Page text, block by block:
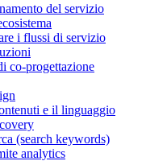
del servizio
i flussi di servizio
co-progettazione
e il linguaggio
(search keywords)
analytics